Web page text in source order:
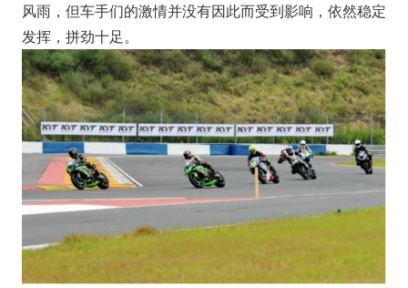
风雨，但车手们的激情并没有因此而受到影响，依然稳定
发挥，拼劲十足。